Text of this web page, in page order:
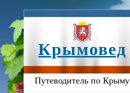
Крымовед
Путеводитель по Крыму